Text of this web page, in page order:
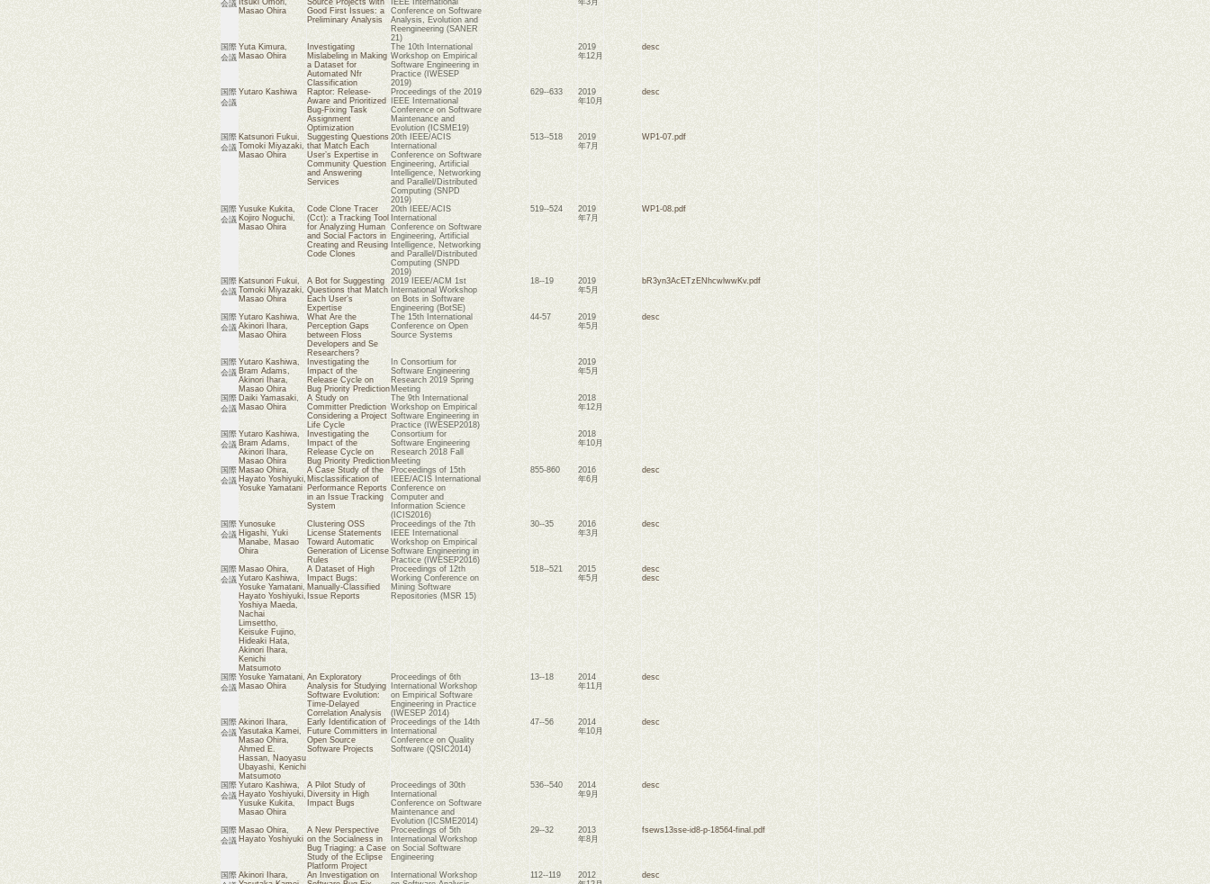
会議
Masao Ohira
Good First Issues: a
Preliminary Analysis
Conference on Software
Analysis, Evolution and
Reengineering (SANER
21)
国際
会議
Yuta Kimura,
Masao Ohira
Investigating
Mislabeling in Making
a Dataset for
Automated Nfr
Classification
The 10th International
Workshop on Empirical
Software Engineering in
Practice (IWESEP
2019)
2019
年12月
desc
国際
会議
Yutaro Kashiwa
Raptor: Release-
Aware and Prioritized
Bug-Fixing Task
Assignment
Optimization
Proceedings of the 2019
IEEE International
Conference on Software
Maintenance and
Evolution (ICSME19)
629--633
2019
年10月
desc
国際
会議
Katsunori Fukui,
Tomoki Miyazaki,
Masao Ohira
Suggesting Questions
that Match Each
User’s Expertise in
Community Question
and Answering
Services
20th IEEE/ACIS
International
Conference on Software
Engineering, Artificial
Intelligence, Networking
and Parallel/Distributed
Computing (SNPD
2019)
513--518
2019
年7月
WP1-07.pdf
国際
会議
Yusuke Kukita,
Kojiro Noguchi,
Masao Ohira
Code Clone Tracer
(Cct): a Tracking Tool
for Analyzing Human
and Social Factors in
Creating and Reusing
Code Clones
20th IEEE/ACIS
International
Conference on Software
Engineering, Artificial
Intelligence, Networking
and Parallel/Distributed
Computing (SNPD
2019)
519--524
2019
年7月
WP1-08.pdf
国際
会議
Katsunori Fukui,
Tomoki Miyazaki,
Masao Ohira
A Bot for Suggesting
Questions that Match
Each User’s
Expertise
2019 IEEE/ACM 1st
International Workshop
on Bots in Software
Engineering (BotSE)
18--19
2019
年5月
bR3yn3AcETzENhcwlwwKv.pdf
国際
会議
Yutaro Kashiwa,
Akinori Ihara,
Masao Ohira
What Are the
Perception Gaps
between Floss
Developers and Se
Researchers?
The 15th International
Conference on Open
Source Systems
44-57
2019
年5月
desc
国際
会議
Yutaro Kashiwa,
Bram Adams,
Akinori Ihara,
Masao Ohira
Investigating the
Impact of the
Release Cycle on
Bug Priority Prediction
In Consortium for
Software Engineering
Research 2019 Spring
Meeting
2019
年5月
国際
会議
Daiki Yamasaki,
Masao Ohira
A Study on
Committer Prediction
Considering a Project
Life Cycle
The 9th International
Workshop on Empirical
Software Engineering in
Practice (IWESEP2018)
2018
年12月
国際
会議
Yutaro Kashiwa,
Bram Adams
Akinori Ihara,
Masao Ohira
Investigating the
Impact of the
Release Cycle on
Bug Priority Prediction
Consortium for
Software Engineering
Research 2018 Fall
Meeting
2018
年10月
国際
会議
Masao Ohira,
Hayato Yoshiyuki,
Yosuke Yamatani
A Case Study of the
Misclassification of
Performance Reports
in an Issue Tracking
System
Proceedings of 15th
IEEE/ACIS International
Conference on
Computer and
Information Science
(ICIS2016)
855-860
2016
年6月
desc
国際
会議
Yunosuke
Higashi, Yuki
Manabe,
Masao
Ohira
Clustering OSS
License Statements
Toward Automatic
Generation of License
Rules
Proceedings of the 7th
IEEE International
Workshop on Empirical
Software Engineering in
Practice (IWESEP2016)
30--35
2016
年3月
desc
国際
会議
Masao Ohira,
Yutaro Kashiwa,
Yosuke Yamatani,
Hayato Yoshiyuki,
Yoshiya Maeda,
Nachai
Limsettho,
Keisuke Fujino,
Hideaki Hata,
Akinori Ihara,
Kenichi
Matsumoto
A Dataset of High
Impact Bugs:
Manually-Classified
Issue Reports
Proceedings of 12th
Working Conference on
Mining Software
Repositories (MSR 15)
518--521
2015
年5月
desc
desc
国際
会議
Yosuke Yamatani,
Masao Ohira
An Exploratory
Analysis for Studying
Software Evolution:
Time-Delayed
Correlation Analysis
Proceedings of 6th
International Workshop
on Empirical Software
Engineering in Practice
(IWESEP 2014)
13--18
2014
年11月
desc
国際
会議
Akinori Ihara,
Yasutaka Kamei,
Masao Ohira,
Ahmed E.
Hassan,
Naoyasu
Ubayashi,
Kenichi
Matsumoto
Early Identification of
Future Committers in
Open Source
Software Projects
Proceedings of the 14th
International
Conference on Quality
Software (QSIC2014)
47--56
2014
年10月
desc
国際
会議
Yutaro Kashiwa,
Hayato Yoshiyuki,
Yusuke Kukita,
Masao Ohira
A Pilot Study of
Diversity in High
Impact Bugs
Proceedings of 30th
International
Conference on Software
Maintenance and
Evolution (ICSME2014)
536--540
2014
年9月
desc
国際
会議
Masao Ohira,
Hayato Yoshiyuki
A New Perspective
on the Socialness in
Bug Triaging: a Case
Study of the Eclipse
Platform Project
Proceedings of 5th
International Workshop
on Social Software
Engineering
29--32
2013
年8月
fsews13sse-id8-p-18564-final.pdf
国際 Akinori Ihara,
An Investigation on
International Workshop
112--119
2012
desc